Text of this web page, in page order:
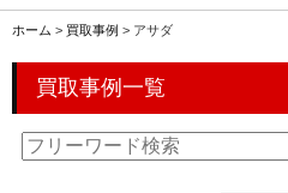
ホーム > 買取事例 > アサダ
買取事例一覧
> 出
> 発